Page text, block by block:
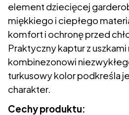
element dziecięcej
miękkiego i ciepłego
komfort i ochronę przed
Praktyczny kaptur z uszkami
kombinezonowi
turkusowy kolor podkreśla
charakter.
Cechy produktu: